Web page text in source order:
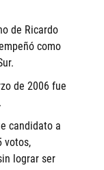
de Ricardo
como
de 2006 fue
candidato a
votos,
lograr ser